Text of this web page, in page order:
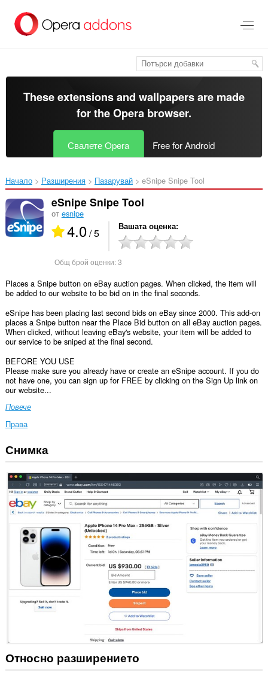
главното
съдържание
These extensions and wallpapers are made
for theOpera browser.
Свалете Opera Free for Android
Начало Разширения Пазарувай eSnipe Snipe Tool‎
eSnipe Snipe Tool
от esnipe
4.0/ 5 Вашата оценка
Общ брой оценки:3
Places a Snipe button on eBay auction pages. When clicked, the item will
be added to our website to be bid on in the final seconds.
eSnipe has been placing last second bids on eBay since 2000. This add-on
places a Snipe button near the Place Bid button on all eBay auction pages.
When clicked, without leaving eBay's website, your item will be added to
our service to be sniped at the final second.
BEFORE YOU USE
Please make sure you already have or create an eSnipe account. If you do
not have one, you can sign up for FREE by clicking on the Sign Up link on
our website...
Повече
Права
Това
разширение
да
осъществява
достъп
до
данните
някои
сайтове.
Снимка
Относно разширението